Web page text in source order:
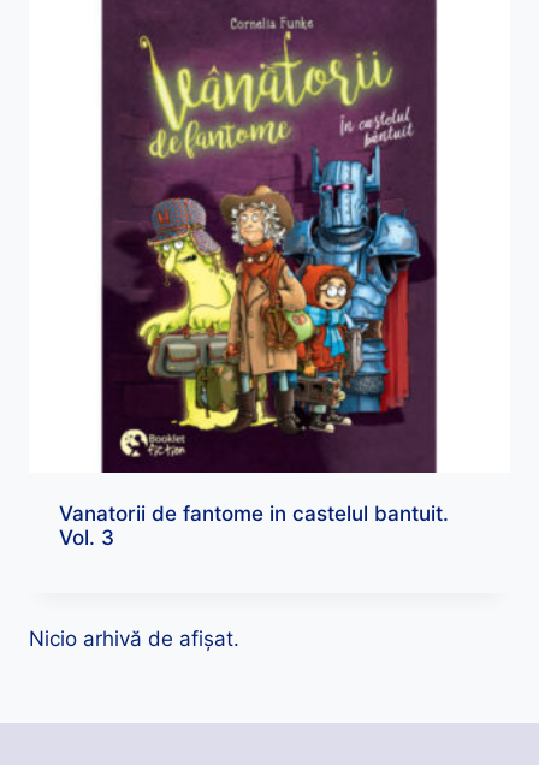
Vanatorii de fantome in castelul bantuit.
Vol. 3
Nicio arhivă de afișat.